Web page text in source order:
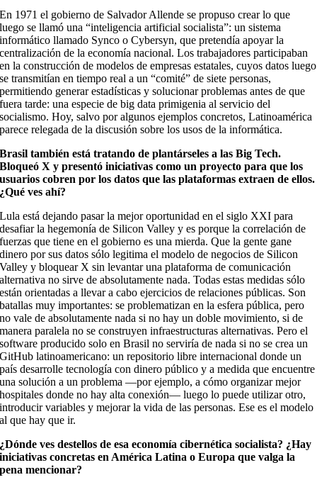
En 1971 el gobierno de Salvador Allende se propuso crear lo que
luego se llamó una “inteligencia artificial socialista”: un sistema
informático llamado Synco o Cybersyn, que pretendía apoyar la
centralización de la economía nacional. Los trabajadores participaban
en la construcción de modelos de empresas estatales, cuyos datos luego
se transmitían en tiempo real a un “comité” de siete personas,
permitiendo generar estadísticas y solucionar problemas antes de que
fuera tarde: una especie de big data primigenia al servicio del
socialismo. Hoy, salvo por algunos ejemplos concretos, Latinoamérica
parece relegada de la discusión sobre los usos de la informática.
Brasil también está tratando de plantárseles a las Big Tech.
Bloqueó X y presentó iniciativas como un proyecto para que los
usuarios cobren por los datos que las plataformas extraen de ellos.
¿Qué ves ahí?
Lula está dejando pasar la mejor oportunidad en el siglo XXI para
desafiar la hegemonía de Silicon Valley y es porque la correlación de
fuerzas que tiene en el gobierno es una mierda. Que la gente gane
dinero por sus datos sólo legitima el modelo de negocios de Silicon
Valley y bloquear X sin levantar una plataforma de comunicación
alternativa no sirve de absolutamente nada. Todas estas medidas sólo
están orientadas a llevar a cabo ejercicios de relaciones públicas. Son
batallas muy importantes: se problematizan en la esfera pública, pero
no vale de absolutamente nada si no hay un doble movimiento, si de
manera paralela no se construyen infraestructuras alternativas. Pero el
software producido solo en Brasil no serviría de nada si no se crea un
GitHub latinoamericano: un repositorio libre internacional donde un
país desarrolle tecnología con dinero público y a medida que encuentre
una solución a un problema —por ejemplo, a cómo organizar mejor
hospitales donde no hay alta conexión— luego lo puede utilizar otro,
introducir variables y mejorar la vida de las personas. Ese es el modelo
al que hay que ir.
¿Dónde ves destellos de esa economía cibernética socialista? ¿Hay
iniciativas concretas en América Latina o Europa que valga la
pena mencionar?